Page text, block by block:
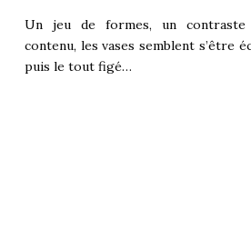
Un jeu de formes, un
contenu, les vases semblent s’être
puis le tout figé…